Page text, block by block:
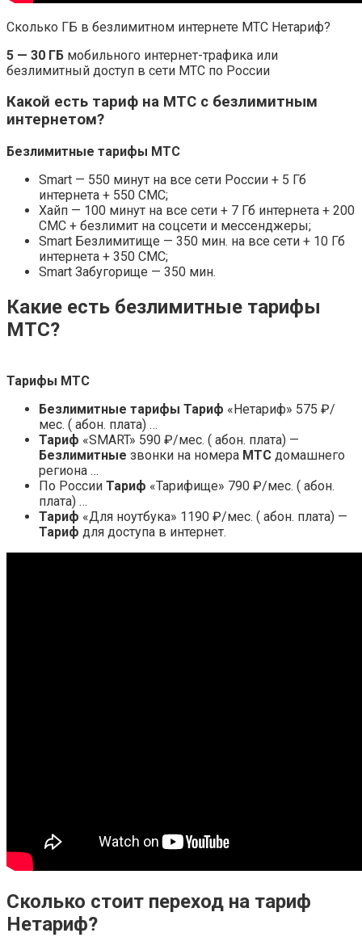
Сколько ГБ в безлимитном интернете МТС Нетариф?
5 — 30 ГБ мобильного интернет-трафика или
безлимитный доступ в сети МТС по России
Какой есть тариф на МТС с безлимитным
интернетом?
Безлимитные тарифы МТС
Smart — 550 минут на все сети России + 5 Гб
интернета + 550 СМС;
Хайп — 100 минут на все сети + 7 Гб интернета + 200
СМС + безлимит на соцсети и мессенджеры;
Smart Безлимитище — 350 мин. на все сети + 10 Гб
интернета + 350 СМС;
Smart Забугорище — 350 мин.
Какие есть безлимитные тарифы
МТС?
Тарифы МТС
Безлимитные тарифы Тариф «Нетариф» 575 ₽/
мес. ( абон. плата) …
Тариф «SMART» 590 ₽/мес. ( абон. плата) —
Безлимитные звонки на номера МТС домашнего
региона …
По России Тариф «Тарифище» 790 ₽/мес. ( абон.
плата) …
Тариф «Для ноутбука» 1190 ₽/мес. ( абон. плата) —
Тариф для доступа в интернет.
Сколько стоит переход на тариф
Нетариф?